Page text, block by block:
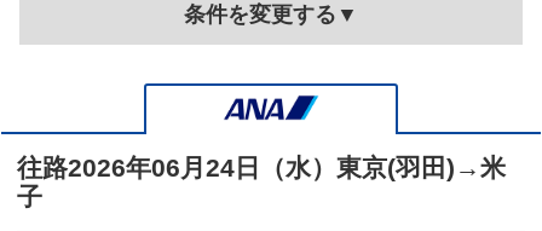
条件を変更する▼
往路2026年06月24日（水） 東京(羽田) →米
子